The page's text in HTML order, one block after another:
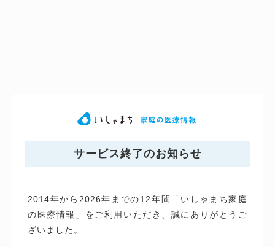
サービス終了のお知らせ
2014年から2026年までの12年間「いしゃまち家庭
の医療情報」をご利用いただき、誠にありがとうご
ざいました。